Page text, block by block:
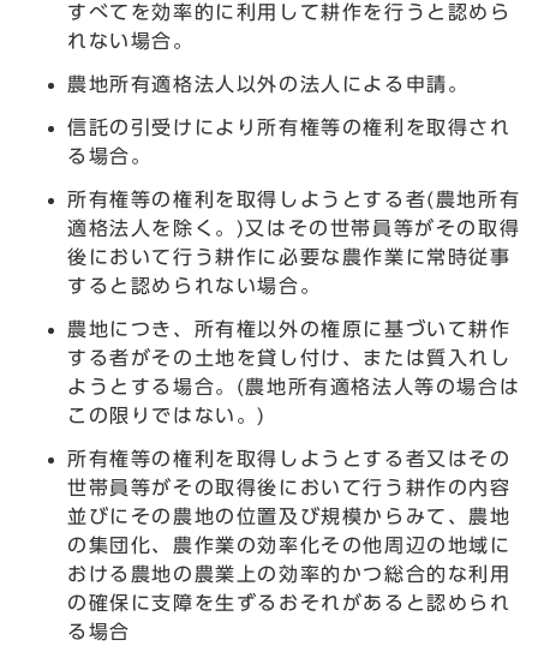
すべてを効率的に利用して耕作を行うと認めら
れない場合。
農地所有適格法人以外の法人による申請。
信託の引受けにより所有権等の権利を取得され
る場合。
所有権等の権利を取得しようとする者(農地所有
適格法人を除く。)又はその世帯員等がその取得
後において行う耕作に必要な農作業に常時従事
すると認められない場合。
農地につき、所有権以外の権原に基づいて耕作
する者がその土地を貸し付け、または質入れし
ようとする場合。(農地所有適格法人等の場合は
この限りではない。)
所有権等の権利を取得しようとする者又はその
世帯員等がその取得後において行う耕作の内容
並びにその農地の位置及び規模からみて、農地
の集団化、農作業の効率化その他周辺の地域に
おける農地の農業上の効率的かつ総合的な利用
の確保に支障を生ずるおそれがあると認められ
る場合